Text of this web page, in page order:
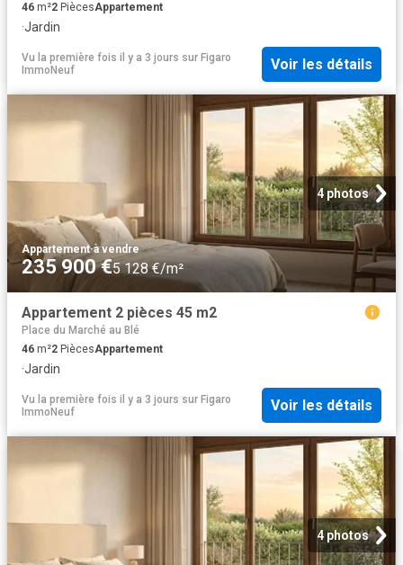
46 m²2 PiècesAppartement
·Jardin
Vu la première fois il y a 3 jours sur Figaro
ImmoNeuf
Voir les détails
4 photos
Appartement·à vendre
235 900 €5 128 €/m²
Appartement 2 pièces 45 m2
Place du Marché au Blé
46 m²2 PiècesAppartement
·Jardin
Vu la première fois il y a 3 jours sur Figaro
ImmoNeuf
Voir les détails
4 photos